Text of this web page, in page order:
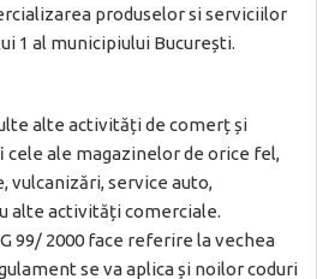
produselor si serviciilor
1 al municipiului București.
alte activități de comerț și
cele ale magazinelor de orice fel,
vulcanizări, service auto,
alte activități comerciale.
99/ 2000 face referire la vechea
se va aplica și noilor coduri